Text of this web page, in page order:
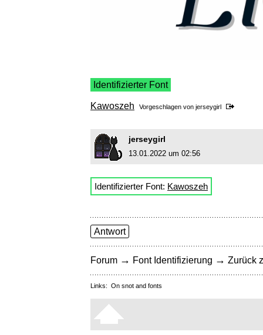
Identifizierter Font
Kawoszeh Vorgeschlagen von jerseygirl
jerseygirl
13.01.2022 um 02:56
Identifizierter Font: Kawoszeh
Antwort
Forum → Font Identifizierung → Zurück
Links: On snot and fonts